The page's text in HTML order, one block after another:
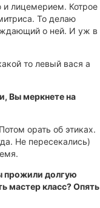
и лицемерием. Котрое
То делаю
о ней. И уж в
то левый вася а
Вы меркнете на
орать об этиках.
Не пересекались)
прожили долгую
мастер класс? Опять